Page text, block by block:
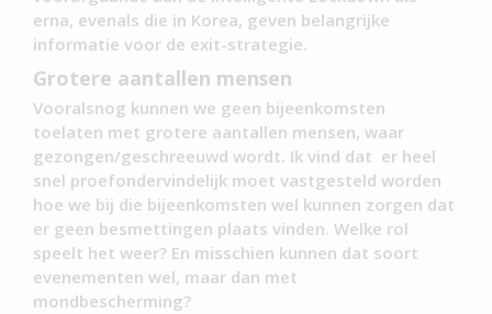
erna, evenals die in Korea, geven belangrijke
informatie voor de exit-strategie.
Grotere aantallen mensen
Vooralsnog kunnen we geen bijeenkomsten
toelaten met grotere aantallen mensen, waar
gezongen/geschreeuwd wordt. Ik vind dat er heel
snel proefondervindelijk moet vastgesteld worden
hoe we bij die bijeenkomsten wel kunnen zorgen dat
er geen besmettingen plaats vinden. Welke rol
speelt het weer? En misschien kunnen dat soort
evenementen wel, maar dan met
mondbescherming?